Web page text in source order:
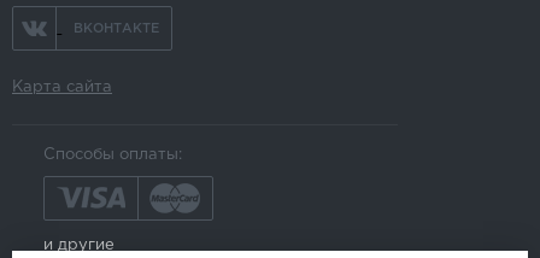
ВКОНТАКТЕ
Карта сайта
Способы оплаты:
и другие